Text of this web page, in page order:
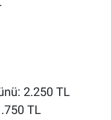
2.250 TL
TL